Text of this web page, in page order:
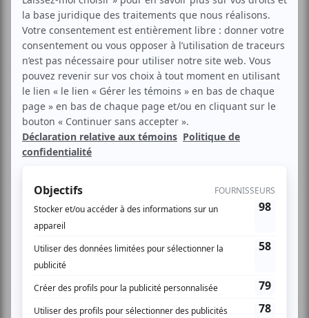
Soyez les premiers avisés dès qu'il y aura une offre promo
pour Trio 303:INSCRIVEZ-VOUS
Soirée Off-Cinars avec trois artistes exceptionnelles de
Montréal et de Toronto qui présentent des extraits de
leurs toutes dernières créations. Physiquement audacieuse
et imperturbable de candeur, cette triade exceptionnelle
vous transporte au cœur de l’extase, de la violence, de la
solitude, de l’amour, de la décadence et de la
www.studio303.ca
AUCUN COMMENTAIRE